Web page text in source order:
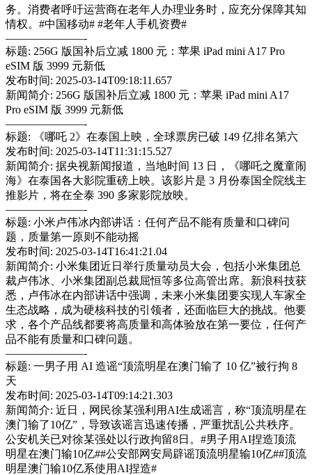
务。消费者呼吁运营商在老年人办理业务时，应充分保障其知
情权。#中国移动# #老年人手机资费#
———————-
标题: 256G 版国补后立减 1800 元：苹果 iPad mini A17 Pro
eSIM 版 3999 元新低
发布时间: 2025-03-14T09:18:11.657
新闻简介: 256G 版国补后立减 1800 元：苹果 iPad mini A17
Pro eSIM 版 3999 元新低
———————-
标题: 《哪吒 2》在泰国上映，全球票房已破 149 亿排名第六
发布时间: 2025-03-14T11:31:15.527
新闻简介: 据央视新闻报道，当地时间 13 日，《哪吒之魔童闹
海》在泰国各大影院重磅上映。该影片是 3 月份泰国全院线主
推影片，将在全泰 390 多家影院放映。
———————-
标题: 小米卢伟冰内部讲话：任何产品不能有质量和口碑问
题，质量第一原则不能动摇
发布时间: 2025-03-14T16:41:21.04
新闻简介: 小米集团近日举行质量动员大会，包括小米集团总
裁卢伟冰、小米集团副总裁屈恒等多位高管出席。新浪科技获
悉，卢伟冰在内部讲话中强调，未来小米集团要实现人车家全
生态战略，成为硬核科技的引领者，还面临巨大的挑战。他要
求，各个产品线都要将高质量和高体验放在第一要位，任何产
品不能有质量和口碑问题。
———————-
标题: 一男子用 AI 造谣“顶流明星在澳门输了 10 亿”被行拘 8
天
发布时间: 2025-03-14T09:14:21.303
新闻简介: 近日，网民徐某强利用AI生成谣言，称“顶流明星在
澳门输了10亿”，导致该谣言迅速传播，严重扰乱公共秩序。
公安机关已对徐某强处以行政拘留8日。#男子用AI捏造顶流
明星在澳门输10亿##公安部网安局辟谣顶流明星输10亿##顶流
明星澳门输10亿系使用AI捏造#